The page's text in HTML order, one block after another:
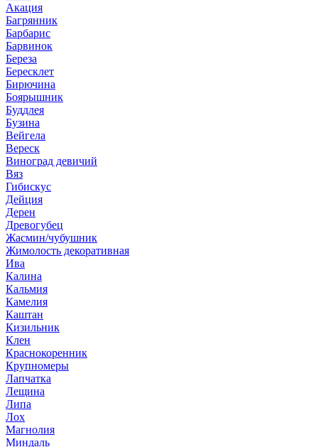
Акация
Багрянник
Барбарис
Барвинок
Береза
Бересклет
Бирючина
Боярышник
Буддлея
Бузина
Вейгела
Вереск
Виноград девичий
Вяз
Гибискус
Дейция
Дерен
Древогубец
Жасмин/чубушник
Жимолость декоративная
Ива
Калина
Кальмия
Камелия
Каштан
Кизильник
Клен
Краснокоренник
Крупномеры
Лапчатка
Лещина
Липа
Лох
Магнолия
Миндаль